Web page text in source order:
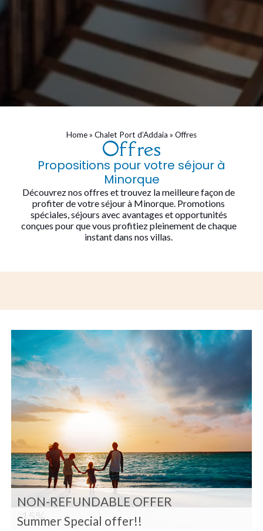
Home» Chalet Port d’Addaia » Offres
Offres
Propositions pour votre séjour à
Minorque
Découvrez nos offres et trouvez la meilleure façon de
profiter de votre séjour à Minorque. Promotions
spéciales, séjours avec avantages et opportunités
conçues pour que vous profitiez pleinement de chaque
instant dans nos villas.
NON-REFUNDABLE OFFER
-15%
Summer Special offer!!